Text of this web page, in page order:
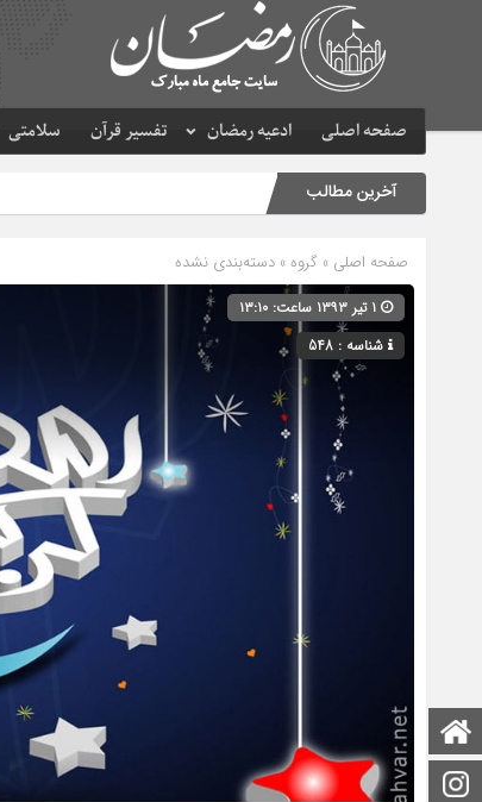
صفحه اصلی ادعیه رمضان تفسیر قرآن سلامتی
صفحه اصلی
اینستاگرام
آخرین مطالب
صفحه اصلی » گروه » دسته‌بندی نشده
شناسه : 548